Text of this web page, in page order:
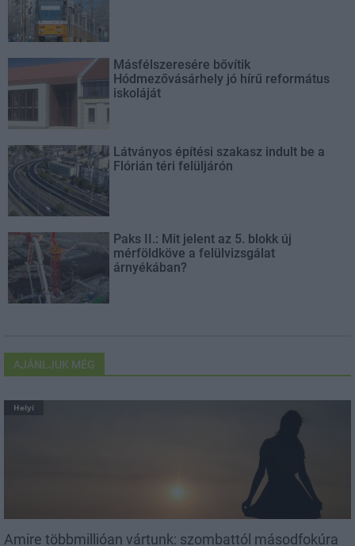
Másfélszeresére bővítik
Hódmezővásárhely jó hírű református
iskoláját
Látványos építési szakasz indult be a
Flórián téri felüljárón
Paks II.: Mit jelent az 5. blokk új
mérföldköve a felülvizsgálat
árnyékában?
AJÁNLJUK MÉG
Helyi
Amire többmillióan vártunk: szombattól másodfokúra